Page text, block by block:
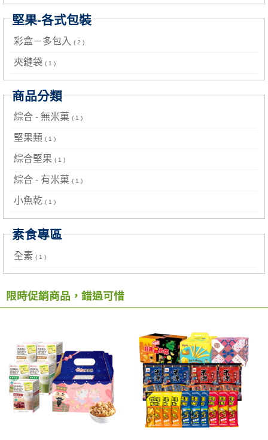
堅果-各式包裝
彩盒－多包入 ( 2 )
夾鏈袋 ( 1 )
商品分類
綜合 - 無米菓 ( 1 )
堅果類 ( 1 )
綜合堅果 ( 1 )
綜合 - 有米菓 ( 1 )
小魚乾 ( 1 )
素食專區
全素 ( 1 )
限時促銷商品，錯過可惜